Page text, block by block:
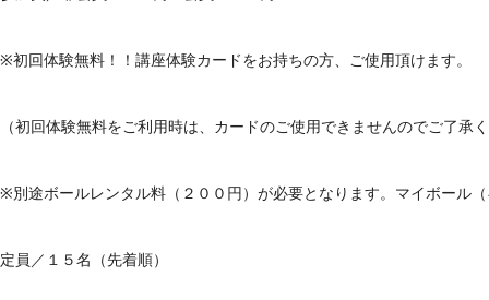
※初回体験無料！！講座体験カードをお持ちの方、ご使用頂けます。
（初回体験無料をご利用時は、カードのご使用できませんのでご了承
※別途ボールレンタル料（２００円）が必要となります。マイボール
定員／１５名（先着順）